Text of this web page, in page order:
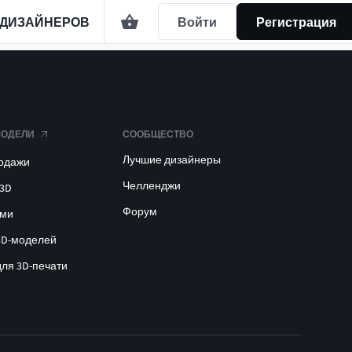
Войти Регистрация
моделей
3D-печати
СООБЩЕСТВО
Лучшие дизайнеры
Челленджи
Форум